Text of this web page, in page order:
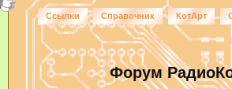
Ссылки Справочник КотАрт
Форум